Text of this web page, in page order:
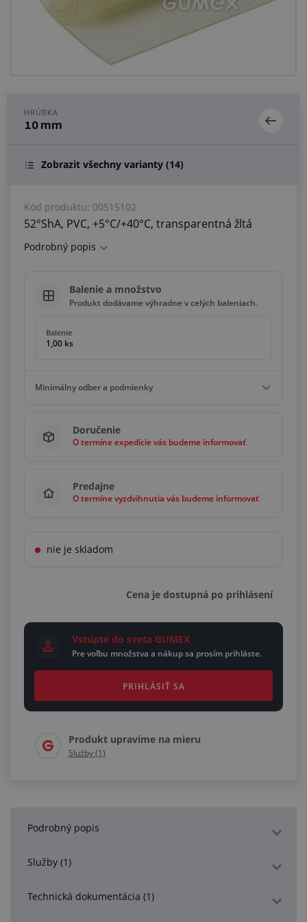
Centrum dopytov
Všetko o nákupe
HRÚBKA
10 mm
Zobrazit všechny varianty (14)
Kód produktu: 00515102
52°ShA, PVC, +5°C/+40°C, transparentná žltá
Podrobný popis
Balenie a množstvo
Produkt dodávame výhradne v celých baleniach.
Balenie
1,00 ks
Minimálny odber a podmienky
1,00 ks
Násobky 1,00 ks
Doručenie
O termíne expedície vás budeme informovať
Predajne
O termíne vyzdvihnutia vás budeme informovať
nie je skladom
Cena je dostupná po prihlásení
Vstúpte do sveta GUMEX
Pre voľbu množstva a nákup sa prosím prihláste.
PRIHLÁSIŤ SA
Produkt upravíme na mieru
Služby (1)
Podrobný popis
Služby (1)
Technická dokumentácia (1)